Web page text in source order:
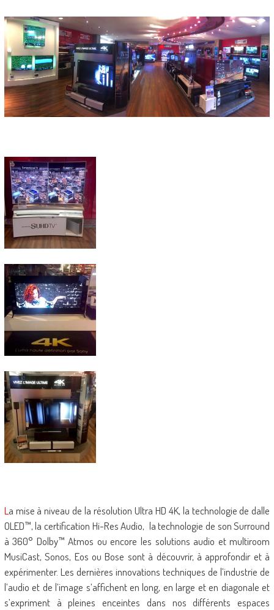
L a mise à niveau de la résolution Ultra HD 4K, la technologie de dalle
OLED™, la certification Hi-Res Audio, la technologie de son Surround
à 360° Dolby™ Atmos ou encore les solutions audio et multiroom
MusiCast, Sonos, Eos ou Bose sont à découvrir, à approfondir et à
expérimenter. Les dernières innovations techniques de l’industrie de
l’audio et de l’image s’affichent en long, en large et en diagonale et
s’expriment à pleines enceintes dans nos différents espaces